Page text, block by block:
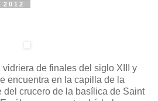
de finales del siglo XIII y
encuentra en la capilla de la
del crucero de la basílica de Saint